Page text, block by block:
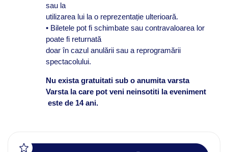
sau la
utilizarea lui la o reprezentație ulterioară.
• Biletele pot fi schimbate sau contravaloarea lor
poate fi returnată
doar în cazul anulării sau a reprogramării
spectacolului.
Nu exista gratuitati sub o anumita varsta
Varsta la care pot veni neinsotiti la eveniment
este de 14 ani.